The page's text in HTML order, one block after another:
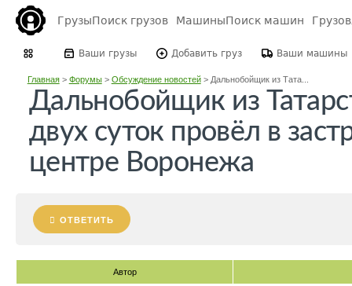
ГрузыПоиск грузов МашиныПоиск машин
Ваши грузы Добавить груз Ваши машины
Главная> Форумы> Обсуждение новостей> Дальнобойщик из Тата...
Дальнобойщик из
двух суток провёл в
центре Воронежа
ОТВЕТИТЬ
Автор